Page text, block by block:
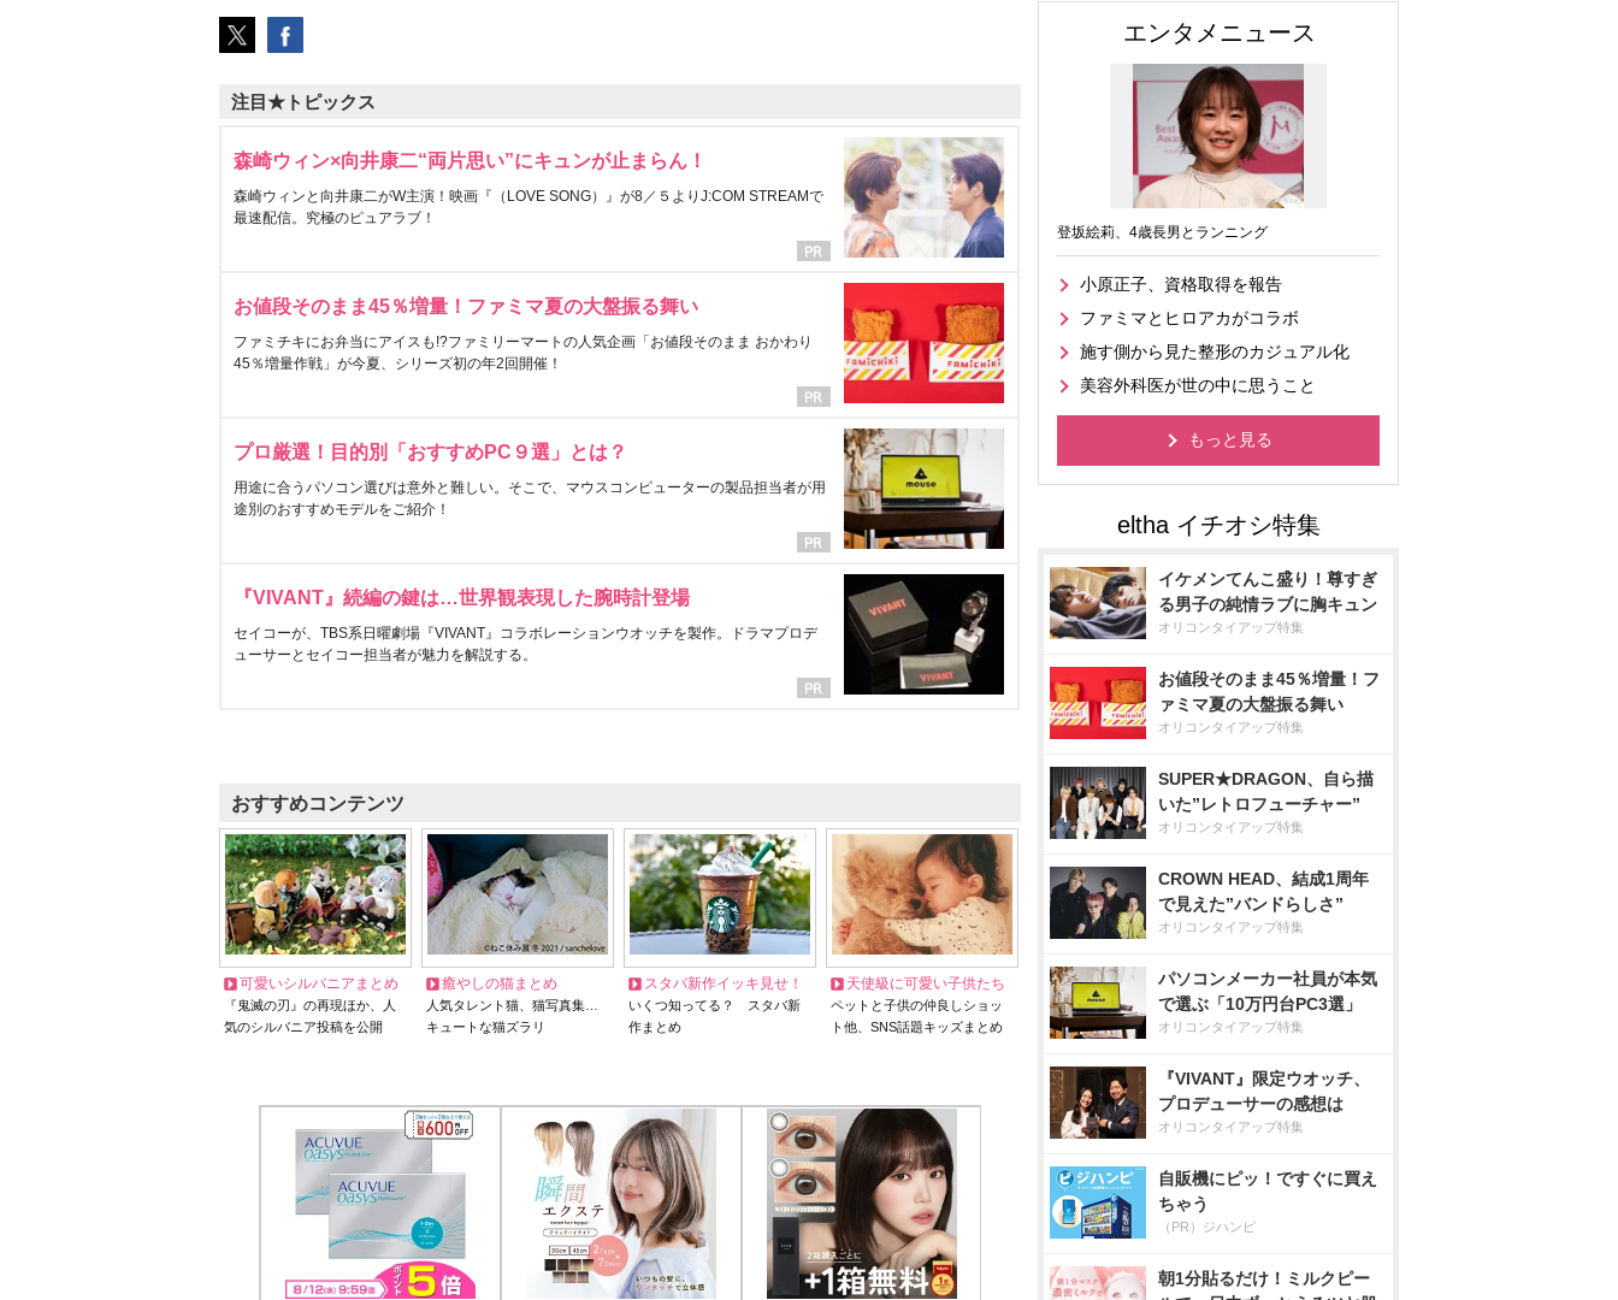
注目★トピックス
森崎ウィン×向井康二“両片思い”にキュンが止まらん！
森崎ウィンと向井康二がW主演！映画『（LOVE SONG）』が8／５よりJ:COM STREAMで
最速配信。究極のピュアラブ！
お値段そのまま45％増量！ファミマ夏の大盤振る舞い
ファミチキにお弁当にアイスも!?ファミリーマートの人気企画「お値段そのまま おかわり
45％増量作戦」が今夏、シリーズ初の年2回開催！
プロ厳選！目的別「おすすめPC９選」とは？
用途に合うパソコン選びは意外と難しい。そこで、マウスコンピューターの製品担当者が用
途別のおすすめモデルをご紹介！
『VIVANT』続編の鍵は…世界観表現した腕時計登場
セイコーが、TBS系日曜劇場『VIVANT』コラボレーションウオッチを製作。ドラマプロデ
ューサーとセイコー担当者が魅力を解説する。
おすすめコンテンツ
可愛いシルバニアまとめ
『鬼滅の刃』の再現ほか、人
気のシルバニア投稿を公開
癒やしの猫まとめ
人気タレント猫、猫写真集…
キュートな猫ズラリ
スタバ新作イッキ見せ！
いくつ知ってる？ スタバ新
作まとめ
天使級に可愛い子供たち
ペットと子供の仲良しショッ
ト他、SNS話題キッズまとめ
エンタメニュース
登坂絵莉、4歳長男とランニング
小原正子、資格取得を報告
ファミマとヒロアカがコラボ
施す側から見た整形のカジュアル化
美容外科医が世の中に思うこと
もっと見る
イケメンてんこ盛り！尊すぎ
る男子の純情ラブに胸キュン
オリコンタイアップ特集
お値段そのまま45％増量！フ
ァミマ夏の大盤振る舞い
オリコンタイアップ特集
SUPER★DRAGON、自ら描
いた”レトロフューチャー”
オリコンタイアップ特集
CROWN HEAD、結成1周年
で見えた”バンドらしさ”
オリコンタイアップ特集
パソコンメーカー社員が本気
で選ぶ「10万円台PC3選」
オリコンタイアップ特集
『VIVANT』限定ウオッチ、
プロデューサーの感想は
オリコンタイアップ特集
自販機にピッ！ですぐに買え
ちゃう
（PR）ジハンピ
朝1分貼るだけ！ミルクピー